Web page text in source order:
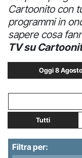
Cartoonito con
programmi in
sapere cosa
TV su
Oggi 8 Agosto
Tutti
Filtra per: